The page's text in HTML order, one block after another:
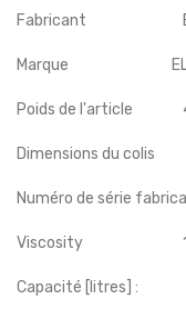
Fabricant
Marque
Poids de l'article
Dimensions du colis
Numéro de série
Viscosity
Capacité